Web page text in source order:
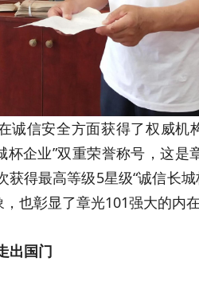
诚信安全方面获得了权威机
杯企业”双重荣誉称号，这
获得最高等级5星级“诚信长
也彰显了章光101强大的内在
出国门